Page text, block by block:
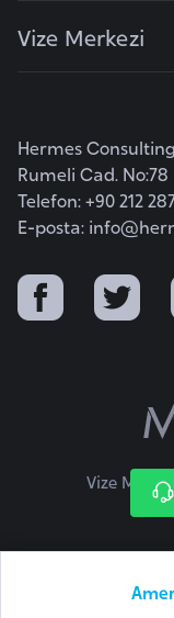
Vize Merkezi
Hermes
Rumeli Cad. No:78
Telefon: +90 212 287
E-posta:
Vize
B
a
u
i
n
d